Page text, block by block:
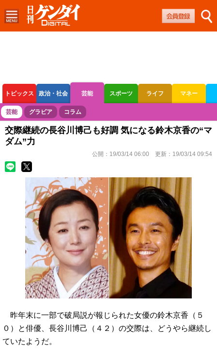
トピックス 政治・社会 芸能 スポーツ ライフ マネー
ボートレース 競輪 オートレース
芸能 グラビア コラム
交際継続の長谷川博己も好調 気になる鈴木京香の“マ
ダム”力
公開： 19/03/14 06:00 更新： 19/03/14 09:54
昨年末に一部で破局説が報じられた女優の鈴木京香（５
０）と俳優、長谷川博己（４２）の交際は、どうやら継続し
ていたようだ。